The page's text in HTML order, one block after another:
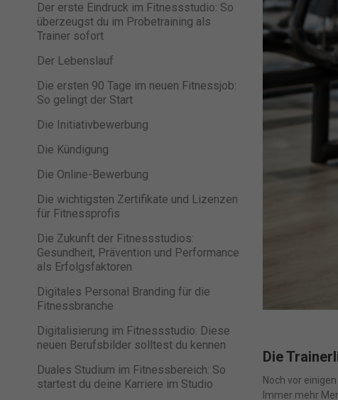
Der erste Eindruck im Fitnessstudio: So
überzeugst du im Probetraining als
Trainer sofort
Der Lebenslauf
Die ersten 90 Tage im neuen Fitnessjob:
So gelingt der Start
Die Initiativbewerbung
Die Kündigung
Die Online-Bewerbung
Die wichtigsten Zertifikate und Lizenzen
für Fitnessprofis
Die Zukunft der Fitnessstudios:
Gesundheit, Prävention und Performance
als Erfolgsfaktoren
Digitales Personal Branding für die
Fitnessbranche
Digitalisierung im Fitnessstudio: Diese
neuen Berufsbilder solltest du kennen
Duales Studium im Fitnessbereich: So
startest du deine Karriere im Studio
Die
Noch vor
Immer mehr